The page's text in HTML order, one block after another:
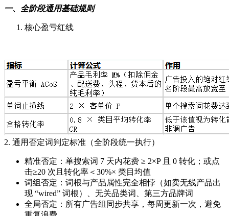
一、全阶段通用基础规则
核心盈亏红线
2. 通用否定词判定标准（全阶段统一执行）
精准否定：单搜索词 7 天内花费 ≥ 2×P 且 0 转化；或点
击≥20 次且转化率＜30%× 类目均值
词组否定：词根与产品属性完全相悖（如卖无线产品出
现 “wired” 词根）、无关品类词、第三方品牌词
全局否定：所有广告组同步共享，每周更新一次，避免